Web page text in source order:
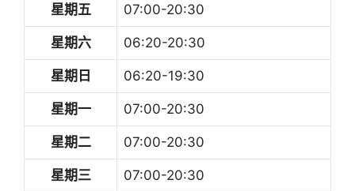
星期五 07:00-20:30
星期六 06:20-20:30
星期日 06:20-19:30
星期一 07:00-20:30
星期二 07:00-20:30
星期三 07:00-20:30